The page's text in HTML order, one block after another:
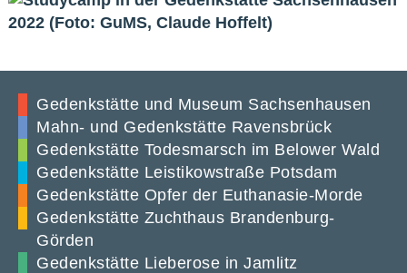
Gedenkstätte und Museum Sachsenhausen
Mahn- und Gedenkstätte Ravensbrück
Gedenkstätte Todesmarsch im Belower Wald
Gedenkstätte Leistikowstraße Potsdam
Gedenkstätte Opfer der Euthanasie-Morde
Gedenkstätte Zuchthaus Brandenburg-
Görden
Gedenkstätte Lieberose in Jamlitz